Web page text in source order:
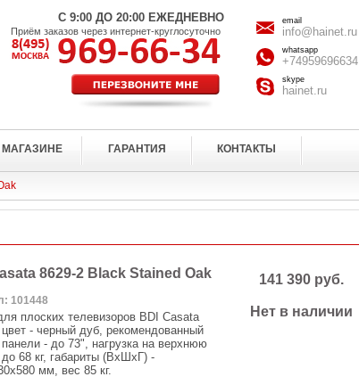
С 9:00 ДО 20:00 ЕЖЕДНЕВНО
Приём заказов через интернет-круглосуточно
email
info@hainet.ru
whatsapp
+74959696634
skype
hainet.ru
МАГАЗИНЕ ГАРАНТИЯ КОНТАКТЫ
8629-2 Black Stained Oak
101448
плоских телевизоров BDI Casata
- черный дуб, рекомендованный
- до 73", нагрузка на верхнюю
68 кг, габариты (ВхШхГ) -
мм, вес 85 кг.
141 390 руб.
Нет в наличии